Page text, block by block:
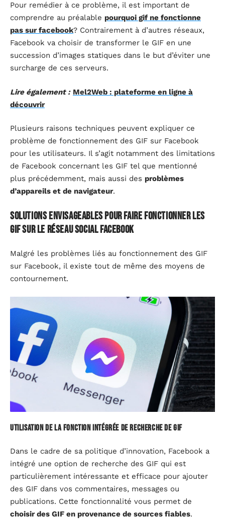
Pour remédier à ce problème, il est important de
comprendre au préalable pourquoi gif ne fonctionne
pas sur facebook? Contrairement à d’autres réseaux,
Facebook va choisir de transformer le GIF en une
succession d’images statiques dans le but d’éviter une
surcharge de ces serveurs.
Lire également : Mel2Web : plateforme en ligne à
découvrir
Plusieurs raisons techniques peuvent expliquer ce
problème de fonctionnement des GIF sur Facebook
pour les utilisateurs. Il s’agit notamment des limitations
de Facebook concernant les GIF tel que mentionné
plus précédemment, mais aussi des problèmes
d’appareils et de navigateur.
Solutions envisageables pour faire fonctionner les
GIF sur le réseau social Facebook
Malgré les problèmes liés au fonctionnement des GIF
sur Facebook, il existe tout de même des moyens de
contournement.
Utilisation de la fonction intégrée de recherche de GIF
Dans le cadre de sa politique d’innovation, Facebook a
intégré une option de recherche des GIF qui est
particulièrement intéressante et efficace pour ajouter
des GIF dans vos commentaires, messages ou
publications. Cette fonctionnalité vous permet de
choisir des GIF en provenance de sources fiables.